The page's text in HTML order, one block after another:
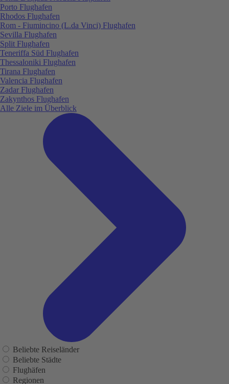
Porto Flughafen
Rhodos Flughafen
Rom - Fiumincino (L.da Vinci) Flughafen
Sevilla Flughafen
Split Flughafen
Teneriffa Süd Flughafen
Thessaloniki Flughafen
Tirana Flughafen
Valencia Flughafen
Zadar Flughafen
Zakynthos Flughafen
Alle Ziele im Überblick
Beliebte Reiseländer
Beliebte Städte
Flughäfen
Regionen